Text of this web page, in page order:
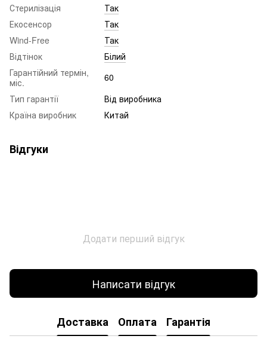
Стерилізація
Так
Екосенсор
Так
Wind-Free
Так
Відтінок
Білий
Гарантійний термін,
міс.
60
Тип гарантії
Від виробника
Країна виробник
Китай
Відгуки
Додати перший відгук
Написати відгук
Доставка Оплата Гарантія